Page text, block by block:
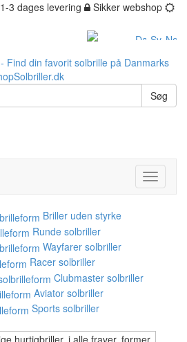
1-3 dages levering
Sikker webshop
Søg
Toggle
Briller uden styrke
Runde solbriller
Wayfarer solbriller
Racer solbriller
Clubmaster solbriller
Aviator solbriller
Sports solbriller